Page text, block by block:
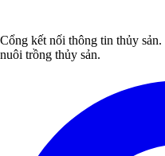
Cổng kết nối thông tin thủy
nuôi trồng thủy sản.